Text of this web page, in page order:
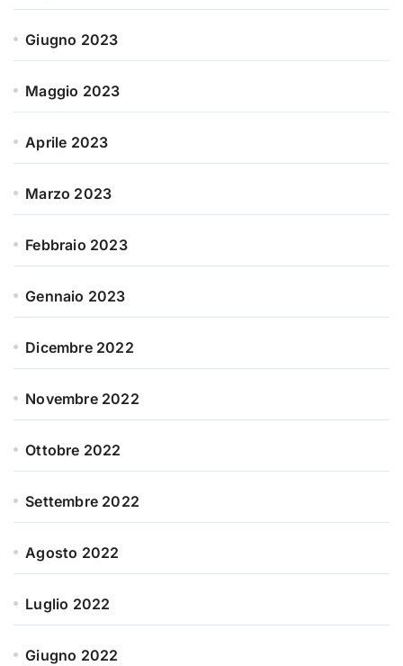
Giugno 2023
Maggio 2023
Aprile 2023
Marzo 2023
Febbraio 2023
Gennaio 2023
Dicembre 2022
Novembre 2022
Ottobre 2022
Settembre 2022
Agosto 2022
Luglio 2022
Giugno 2022